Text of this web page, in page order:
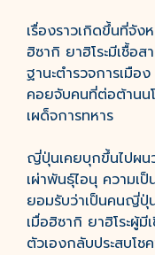
เรื่องราวเกิดขึ้นที่จัง
ฮิซากิ ยาฮิโระมีเชื้อ
ฐานะตำรวจการเมือง
คอยจับคนที่ต่อต้านน
เผด็จการทหาร
ญี่ปุ่นเคยบุกขึ้นไปผน
เผ่าพันธุ์ไอนุ ความเ
ยอมรับว่าเป็นคนญี่ปุ่
เมื่อฮิซากิ ยาฮิโระผู้
ตัวเองกลับประสบโช